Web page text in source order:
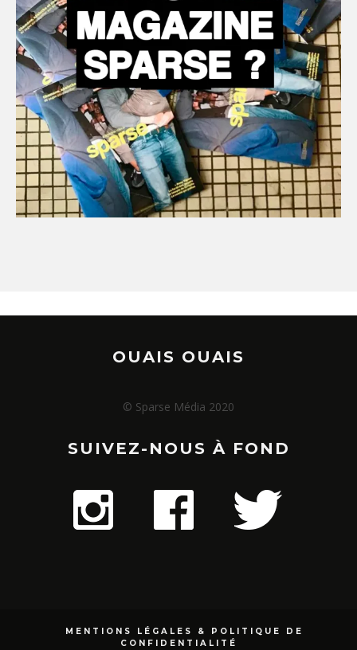
OUAIS OUAIS
© Sparse Média 2020
SUIVEZ-NOUS À FOND
MENTIONS LÉGALES & POLITIQUE DE
CONFIDENTIALITÉ